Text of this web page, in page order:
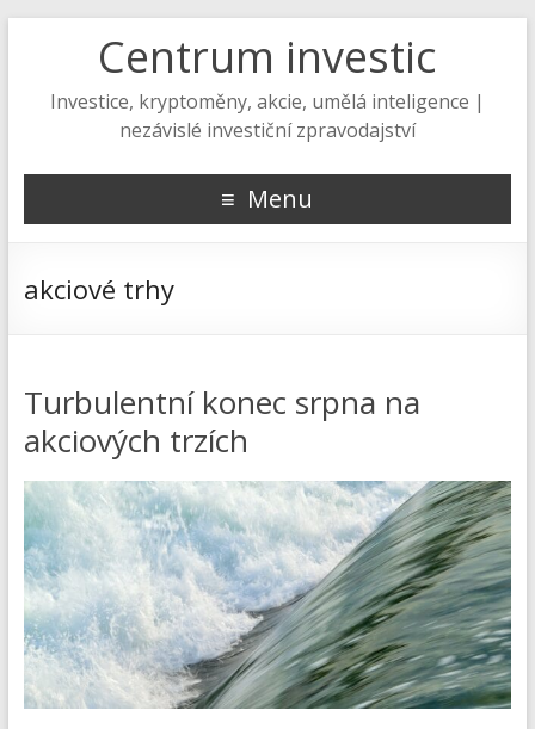
Centrum investic
Investice, kryptoměny, akcie, umělá inteligence |
nezávislé investiční zpravodajství
Menu
akciové trhy
Turbulentní konec srpna na
akciových trzích